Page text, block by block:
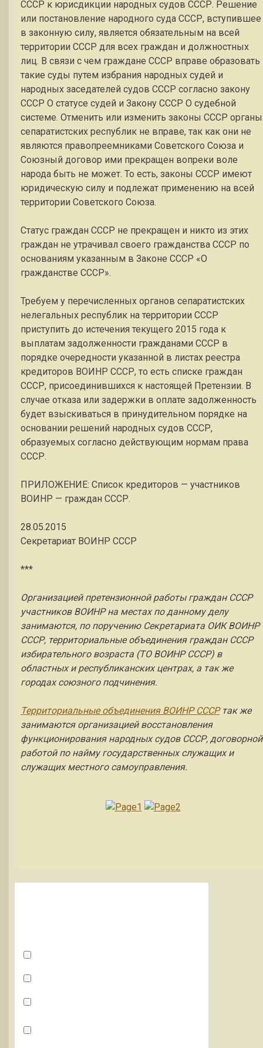
СССР к юрисдикции народных судов СССР. Решение
или постановление народного суда СССР, вступившее
в законную силу, является обязательным на всей
территории СССР для всех граждан и должностных
лиц. В связи с чем граждане СССР вправе образовать
такие суды путем избрания народных судей и
народных заседателей судов СССР согласно закону
СССР О статусе судей и Закону СССР О судебной
системе. Отменить или изменить законы СССР органы
сепаратистских республик не вправе, так как они не
являются правопреемниками Советского Союза и
Союзный договор ими прекращен вопреки воле
народа быть не может. То есть, законы СССР имеют
юридическую силу и подлежат применению на всей
территории Советского Союза.
Статус граждан СССР не прекращен и никто из этих
граждан не утрачивал своего гражданства СССР по
основаниям указанным в Законе СССР «О
гражданстве СССР».
Требуем у перечисленных органов сепаратистских
нелегальных республик на территории СССР
приступить до истечения текущего 2015 года к
выплатам задолженности гражданами СССР в
порядке очередности указанной в листах реестра
кредиторов ВОИНР СССР, то есть списке граждан
СССР, присоединившихся к настоящей Претензии. В
случае отказа или задержки в оплате задолженность
будет взыскиваться в принудительном порядке на
основании решений народных судов СССР,
образуемых согласно действующим нормам права
СССР.
ПРИЛОЖЕНИЕ: Список кредиторов — участников
ВОИНР — граждан СССР.
28.05.2015
Секретариат ВОИНР СССР
***
Организацией претензионной работы граждан СССР
участников ВОИНР на местах по данному делу
занимаются, по поручению Секретариата ОИК ВОИНР
СССР, территориальные объединения граждан СССР
избирательного возраста (ТО ВОИНР СССР) в
областных и республиканских центрах, а так же
городах союзного подчинения.
Территориальные объединения ВОИНР СССРтак же
занимаются организацией восстановления
функционирования народных судов СССР, договорной
работой по найму государственных служащих и
служащих местного самоуправления.